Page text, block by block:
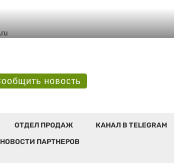
новость
ОТДЕЛ ПРОДАЖ КАНАЛ В TELEGRAM
НОВОСТИ ПАРТНЕРОВ